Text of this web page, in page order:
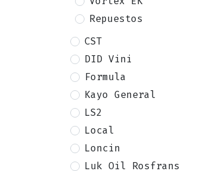
Repuestos
CST
DID Vini
Formula
Kayo General
LS2
Local
Loncin
Luk Oil Rosfrans